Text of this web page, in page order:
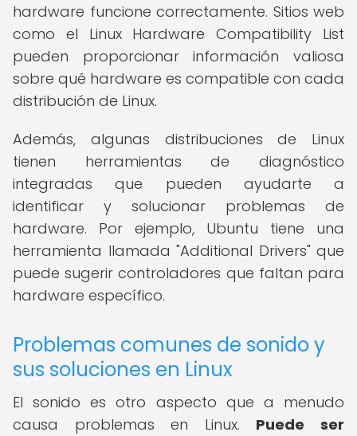
hardware funcione correctamente. Sitios web
como el Linux Hardware Compatibility List
pueden proporcionar información valiosa
sobre qué hardware es compatible con cada
distribución de Linux.
Además, algunas distribuciones de Linux
tienen herramientas de diagnóstico
integradas que pueden ayudarte a
identificar y solucionar problemas de
hardware. Por ejemplo, Ubuntu tiene una
herramienta llamada "Additional Drivers" que
puede sugerir controladores que faltan para
hardware específico.
Problemas comunes de sonido y
sus soluciones en Linux
El sonido es otro aspecto que a menudo
causa problemas en Linux. Puede ser